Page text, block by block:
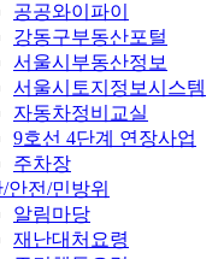
공공와이파이
강동구부동산포털
서울시부동산정보
서울시토지정보시스템
자동차정비교실
9호선 4단계 연장사업
주차장
안전/민방위
알림마당
재난대처요령